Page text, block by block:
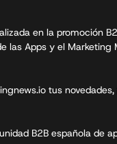
en la promoción
las Apps y el Marketing
tus novedades,
B2B española de